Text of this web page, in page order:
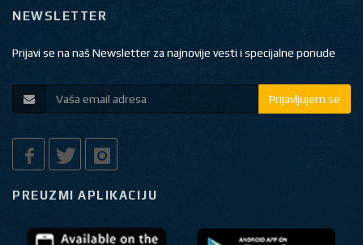
NEWSLETTER
Prijavi se na naš Newsletter za najnovije vesti i specijalne ponude
Prijavljujem se
PREUZMI APLIKACIJU